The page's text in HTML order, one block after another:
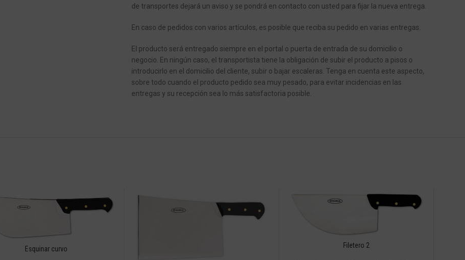
de transportes dejará un aviso y se pondrá en contacto con usted para fijar la nueva entrega.
En caso de pedidos con varios artículos, es posible que reciba su pedido en varias entregas.
El producto será entregado siempre en el portal o puerta de entrada de su domicilio o
negocio. En ningún caso, el transportista tiene la obligación de subir el producto a pisos o
introducirlo en el domicilio del cliente, subir o bajar escaleras. Tenga en cuenta este aspecto,
sobre todo cuando el producto pedido sea muy pesado, para evitar incidencias en las
entregas y su recepción sea lo más satisfactoria posible.
Esquinar curvo Filetero 2